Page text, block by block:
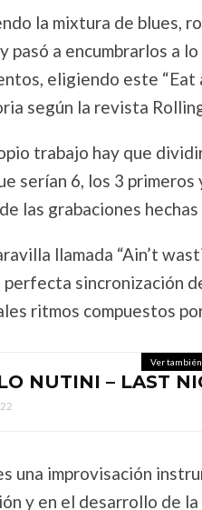
la mixtura de blues,
pasó a encumbrarlos a
eligiendo este “Eat
según la revista
trabajo hay que
serían 6, los 3
las grabaciones
llamada “Ain’t
perfecta sincronización
ritmos compuestos
Ver también
NUTINI – LAST
una improvisación
y en el desarrollo de